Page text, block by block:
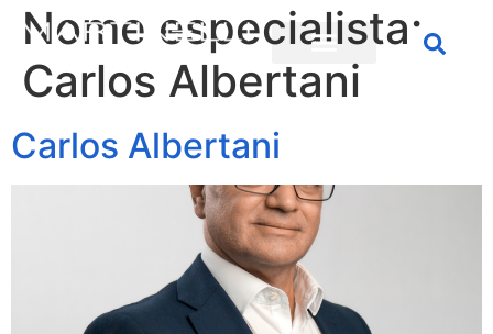
Nome especialista:
Carlos Albertani
Carlos Albertani